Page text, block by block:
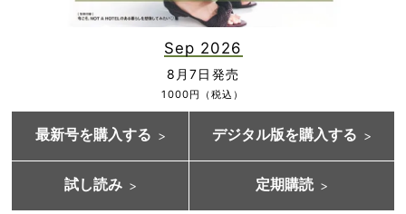
Sep 2026
8月7日発売
1000円（税込）
最新号を購入する デジタル版を購入する
試し読み 定期購読